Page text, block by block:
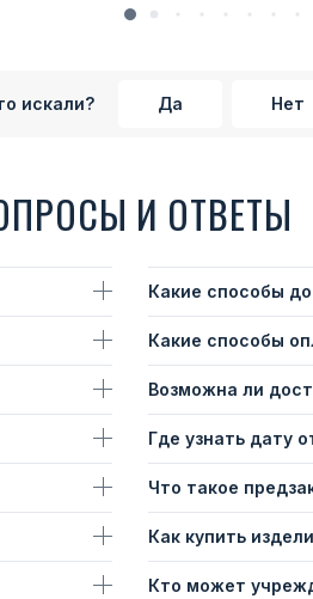
искали? Да Нет
И ОТВЕТЫ
Какие способы
Какие способы
Возможна ли
Где узнать дату
Что такое
Как купить
Кто может